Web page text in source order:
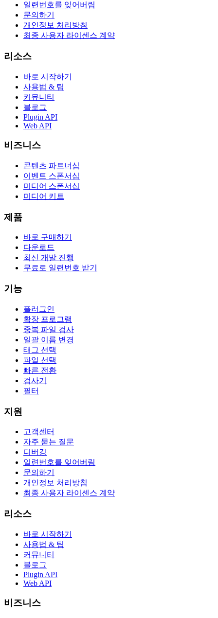
일련번호를 잊어버림
문의하기
개인정보 처리방침
최종 사용자 라이센스 계약
리소스
바로 시작하기
사용법 & 팁
커뮤니티
블로그
Plugin API
Web API
비즈니스
콘텐츠 파트너십
이벤트 스폰서십
미디어 스폰서십
미디어 키트
제품
바로 구매하기
다운로드
최신 개발 진행
무료로 일련번호 받기
기능
플러그인
확장 프로그램
중복 파일 검사
일괄 이름 변경
태그 선택
파일 선택
빠른 전환
검사기
필터
지원
고객센터
자주 묻는 질문
디버깅
일련번호를 잊어버림
문의하기
개인정보 처리방침
최종 사용자 라이센스 계약
리소스
바로 시작하기
사용법 & 팁
커뮤니티
블로그
Plugin API
Web API
비즈니스